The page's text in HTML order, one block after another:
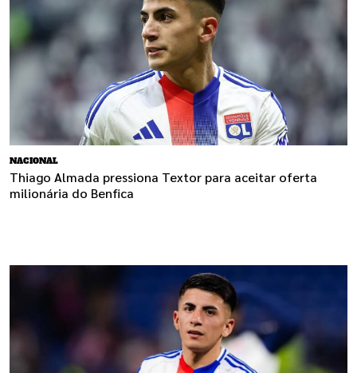
NACIONAL
Thiago Almada pressiona Textor para aceitar oferta
milionária do Benfica